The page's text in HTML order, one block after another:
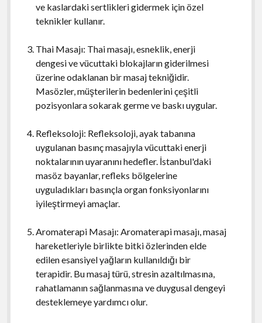
ve kaslardaki sertlikleri gidermek için özel
teknikler kullanır.
Thai Masajı: Thai masajı, esneklik, enerji
dengesi ve vücuttaki blokajların giderilmesi
üzerine odaklanan bir masaj tekniğidir.
Masözler, müşterilerin bedenlerini çeşitli
pozisyonlara sokarak germe ve baskı uygular.
Refleksoloji: Refleksoloji, ayak tabanına
uygulanan basınç masajıyla vücuttaki enerji
noktalarının uyaranını hedefler. İstanbul'daki
masöz bayanlar, refleks bölgelerine
uyguladıkları basınçla organ fonksiyonlarını
iyileştirmeyi amaçlar.
Aromaterapi Masajı: Aromaterapi masajı, masaj
hareketleriyle birlikte bitki özlerinden elde
edilen esansiyel yağların kullanıldığı bir
terapidir. Bu masaj türü, stresin azaltılmasına,
rahatlamanın sağlanmasına ve duygusal dengeyi
desteklemeye yardımcı olur.